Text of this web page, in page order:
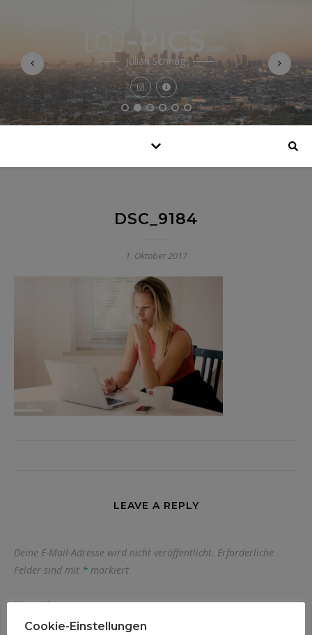
Julian Schnug
DSC_9184
1. Oktober 2017
LEAVE A REPLY
Deine E-Mail-Adresse wird nicht veröffentlicht. Erforderliche
Felder sind mit * markiert
Name*
Cookie-Einstellungen